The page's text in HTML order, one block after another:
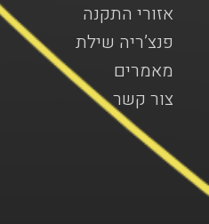
אזורי התקנה
פנצ’ריה שילת
מאמרים
צור קשר